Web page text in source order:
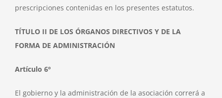
prescripciones contenidas en los presentes estatutos.
TÍTULO II DE LOS ÓRGANOS DIRECTIVOS Y DE LA
FORMA DE ADMINISTRACIÓN
Artículo 6º
El gobierno y la administración de la asociación correrá a